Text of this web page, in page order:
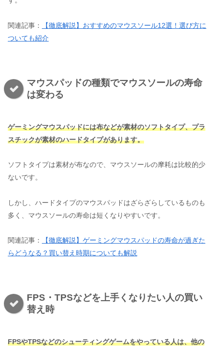
関連記事：
【徹底解説】おすすめのマウスソール12選！選び方に
ついても紹介
マウスパッドの種類でマウスソールの寿命
は変わる
ゲーミングマウスパッドには布などが素材のソフトタイプ、プラ
スチックが素材のハードタイプがあります。
ソフトタイプは素材が布なので、マウスソールの摩耗は比較的少
ないです。
しかし、ハードタイプのマウスパッドはざらざらしているものも
多く、マウスソールの寿命は短くなりやすいです。
関連記事：
【徹底解説】ゲーミングマウスパッドの寿命が過ぎた
らどうなる？買い替え時期についても解説
FPS・TPSなどを上手くなりたい人の買い
替え時
FPSやTPSなどのシューティングゲームをやっている人は、他の